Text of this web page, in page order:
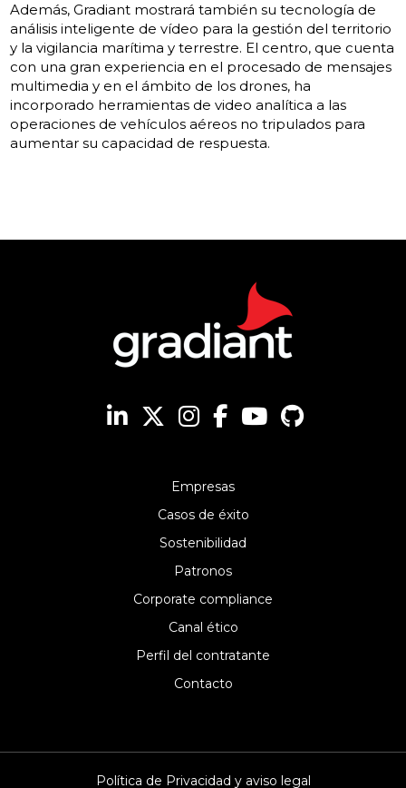
Además, Gradiant mostrará también su tecnología de
análisis inteligente de vídeo para la gestión del territorio
y la vigilancia marítima y terrestre. El centro, que cuenta
con una gran experiencia en el procesado de mensajes
multimedia y en el ámbito de los drones, ha
incorporado herramientas de video analítica a las
operaciones de vehículos aéreos no tripulados para
aumentar su capacidad de respuesta.
Empresas
Casos de éxito
Sostenibilidad
Patronos
Corporate compliance
Canal ético
Perfil del contratante
Contacto
Política de Privacidad y aviso legal